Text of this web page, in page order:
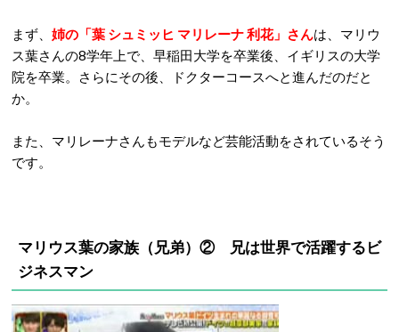
まず、 姉の「葉 シュミッヒ マリレーナ 利花」さんは、マリウ
ス葉さんの8学年上で、早稲田大学を卒業後、イギリスの大学
院を卒業。さらにその後、ドクターコースへと進んだのだと
か。
また、マリレーナさんもモデルなど芸能活動をされているそう
です。
マリウス葉の家族（兄弟）② 兄は世界で活躍するビ
ジネスマン